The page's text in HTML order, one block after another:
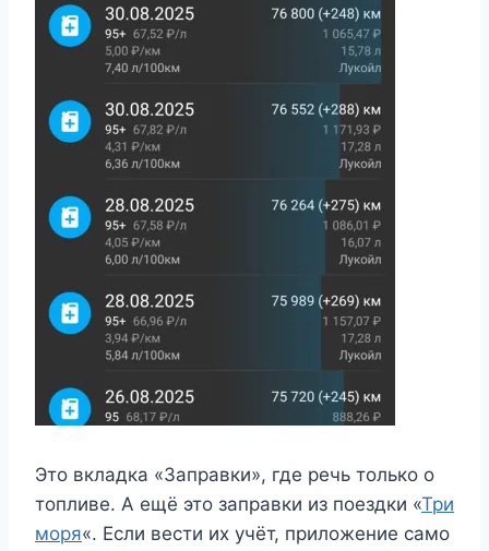
Это вкладка «Заправки», где речь только о
топливе. А ещё это заправки из поездки «Три
моря«. Если вести их учёт, приложение само